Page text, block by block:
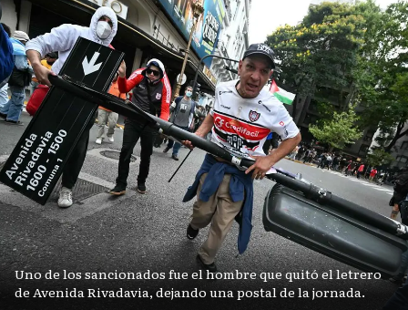
Uno de los sancionados fue el hombre que quitó el letrero
de Avenida Rivadavia, dejando una postal de la jornada.